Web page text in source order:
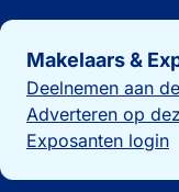
Belangrijke links
Makelaars &
Deelnemen aan
Adverteren op
Exposanten login